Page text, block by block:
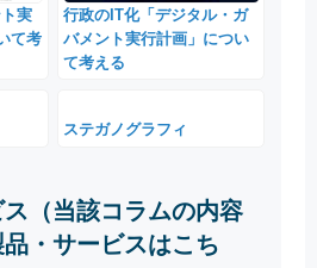
実
て考
行政のIT化「デジタル・ガ
バメント実行計画」につい
て考える
ステガノグラフィ
（当該コラムの内容
・サービスはこち